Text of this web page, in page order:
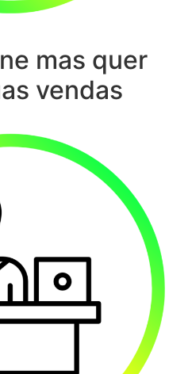
mas quer
vendas